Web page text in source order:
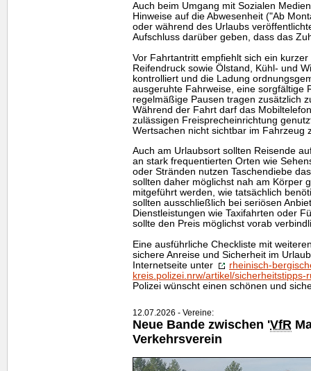
Auch beim Umgang mit Sozialen
Hinweise auf die Abwesenheit ("Ab
oder während des Urlaubs
Aufschluss darüber geben, dass das
Vor Fahrtantritt empfiehlt sich ein
Reifendruck sowie Ölstand, Kühl- und
kontrolliert und die Ladung
ausgeruhte Fahrweise, eine sorgfältige
regelmäßige Pausen tragen zusätzlich
Während der Fahrt darf das
zulässigen Freisprecheinrichtung
Wertsachen nicht sichtbar im Fahrzeug
Auch am Urlaubsort sollten Reisende
an stark frequentierten Orten wie
oder Stränden nutzen Taschendiebe
sollten daher möglichst nah am Körper
mitgeführt werden, wie tatsächlich
sollten ausschließlich bei seriösen
Dienstleistungen wie Taxifahrten oder
sollte den Preis möglichst vorab
Eine ausführliche Checkliste mit
sichere Anreise und Sicherheit im
Internetseite unter
rheinisch-
kreis.polizei.nrw/artikel/
Polizei wünscht einen schönen und
12.07.2026 - Vereine:
Neue Bande zwischen 'VfR
Verkehrsverein